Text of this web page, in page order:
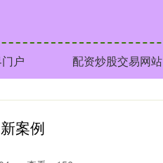
户 配资炒股交易网站
案例